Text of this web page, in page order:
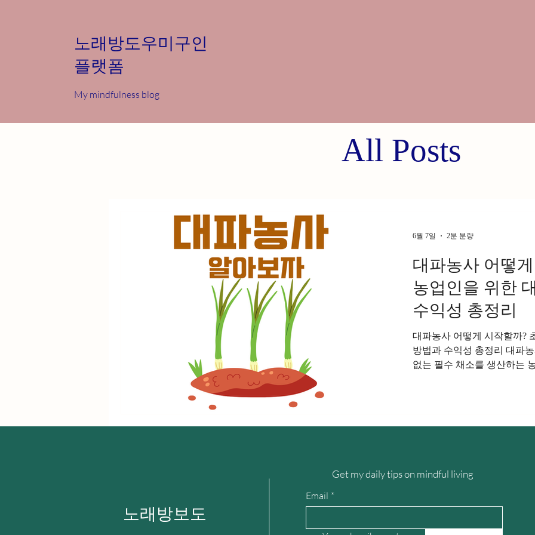
노래방도우미구인
플랫폼
My mindfulness blog
All Posts
대파농사 어떻
농업인을 위한
수익성 총정리
대파농사 어떻게 시작할까?
방법과 수익성 총정리 대파
없는 필수 채소를 생산하는
을 정확하게 이해해야 한다.
부분과 녹색 잎 부분을 모두
매우 높은 작물이다. 재배 기
만 일반적으로 4개월에서 8
6월 7일 2분 분량
노래방보도
Get my daily tips on mindful living
Email *